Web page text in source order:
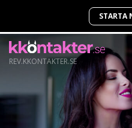
STARTA
REV.KKONTAKTER.SE